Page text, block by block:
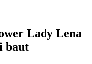
Lady Lena
baut